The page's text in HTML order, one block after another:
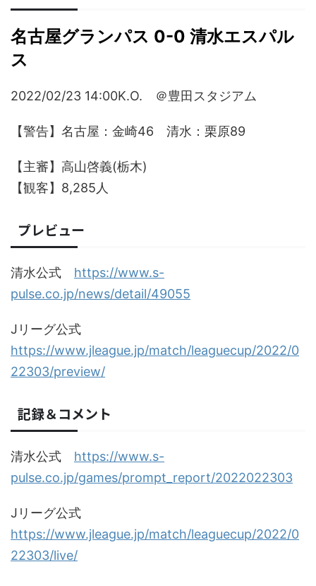
名古屋グランパス 0-0 清水エスパル
ス
2022/02/23 14:00K.O. ＠豊田スタジアム
【警告】名古屋：金崎46 清水：栗原89
【主審】高山啓義(栃木)
【観客】8,285人
プレビュー
清水公式 https://www.s-
pulse.co.jp/news/detail/49055
Jリーグ公式
https://www.jleague.jp/match/leaguecup/2022/0
22303/preview/
記録＆コメント
清水公式 https://www.s-
pulse.co.jp/games/prompt_report/2022022303
Jリーグ公式
https://www.jleague.jp/match/leaguecup/2022/0
22303/live/